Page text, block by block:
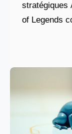
stratégiques
of Legends